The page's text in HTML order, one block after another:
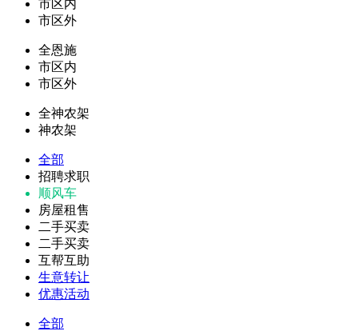
市区内
市区外
全恩施
市区内
市区外
全神农架
神农架
全部
招聘求职
顺风车
房屋租售
二手买卖
二手买卖
互帮互助
生意转让
优惠活动
全部